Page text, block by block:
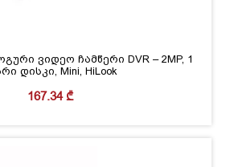
ვიდეო ჩამწერი DVR – 2MP, 1
დისკი, Mini, HiLook
167.34₾